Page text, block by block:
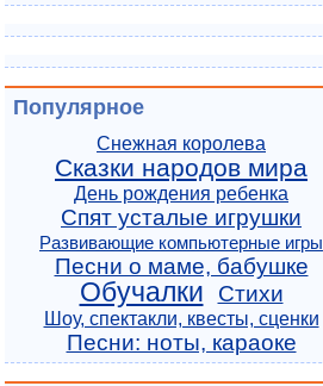
Популярное
Снежная королева
Сказки народов мира
День рождения ребенка
Спят усталые игрушки
Развивающие компьютерные игры
Песни о маме, бабушке
Обучалки Стихи
Шоу, спектакли, квесты, сценки
Песни: ноты, караоке